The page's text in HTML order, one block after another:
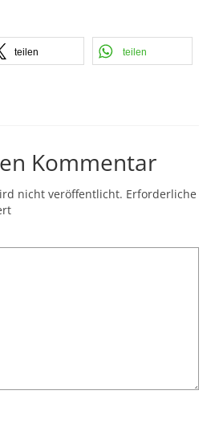
teilen teilen
Kommentar
nicht veröffentlicht. Erforderliche